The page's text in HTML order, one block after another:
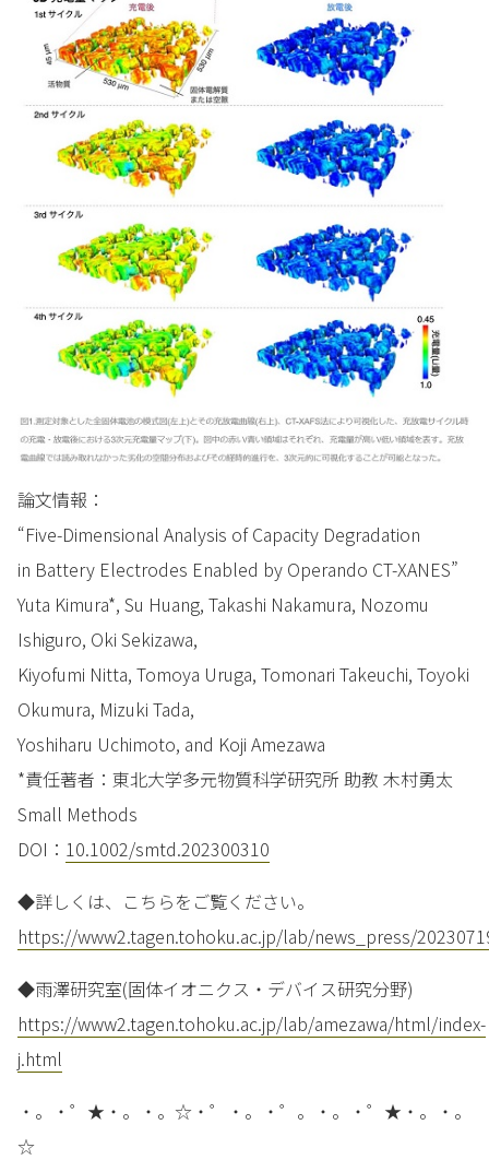
論文情報：
“Five-Dimensional Analysis of Capacity Degradation
in Battery Electrodes Enabled by Operando CT-XANES”
Yuta Kimura*, Su Huang, Takashi Nakamura, Nozomu
Ishiguro, Oki Sekizawa,
Kiyofumi Nitta, Tomoya Uruga, Tomonari Takeuchi, Toyoki
Okumura, Mizuki Tada,
Yoshiharu Uchimoto, and Koji Amezawa
*責任著者：東北大学多元物質科学研究所 助教 木村勇太
Small Methods
DOI： 10.1002/smtd.202300310
◆詳しくは、こちらをご覧ください。
https://www2.tagen.tohoku.ac.jp/lab/news_press/
◆雨澤研究室(固体イオニクス・デバイス研究分野)
https://www2.tagen.tohoku.ac.jp/lab/amezawa/html/index-
j.html
・。・゜★・。・。☆・゜・。・゜。・。・゜★・。・。
☆